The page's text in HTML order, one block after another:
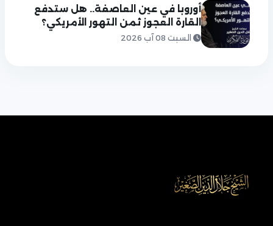
أوروبا في عين العاصفة.. هل ستدفع
القارة العجوز ثمن التهور الأمريكي؟
السبت 08 آب 2026